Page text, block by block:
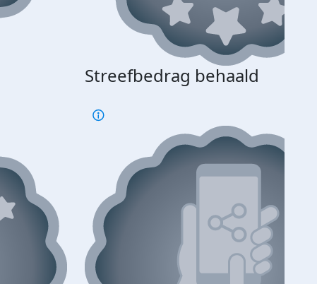
Streefbedrag behaald